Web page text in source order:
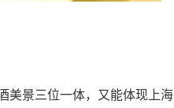
美景三位一体，又能体现上海